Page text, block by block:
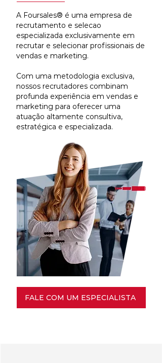
A Foursales® é uma empresa de
recrutamento e selecao
especializada exclusivamente em
recrutar e selecionar profissionais de
vendas e marketing.
Com uma metodologia exclusiva,
nossos recrutadores combinam
profunda experiência em vendas e
marketing para oferecer uma
atuação altamente consultiva,
estratégica e especializada.
FALE COM UM ESPECIALISTA